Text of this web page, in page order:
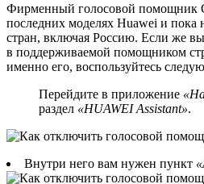
Фирменный голосовой помощник
последних моделях Huawei и пока
стран, включая Россию. Если же вы
в поддерживаемой помощником
именно его, воспользуйтесь
Перейдите в приложение
раздел «HUAWEI Assistant».
Внутри него вам нужен пункт